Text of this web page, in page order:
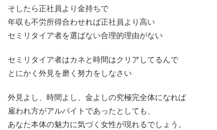
そしたら正社員より金持ちで
年収も不労所得合わせれば正社員より高い
セミリタイア者を選ばない合理的理由がない
セミリタイア者はカネと時間はクリアしてるんで
とにかく外見を磨く努力をしなさい
外見よし、時間よし、金よしの究極完全体になれば
雇われ方がアルバイトであったとしても、
あなた本体の魅力に気づく女性が現れるでしょう。